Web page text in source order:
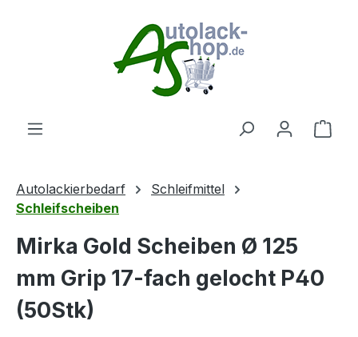
Autolackierbedarf
Schleifmittel
Schleifscheiben
Mirka Gold Scheiben Ø 125
mm Grip 17-fach gelocht P40
(50Stk)